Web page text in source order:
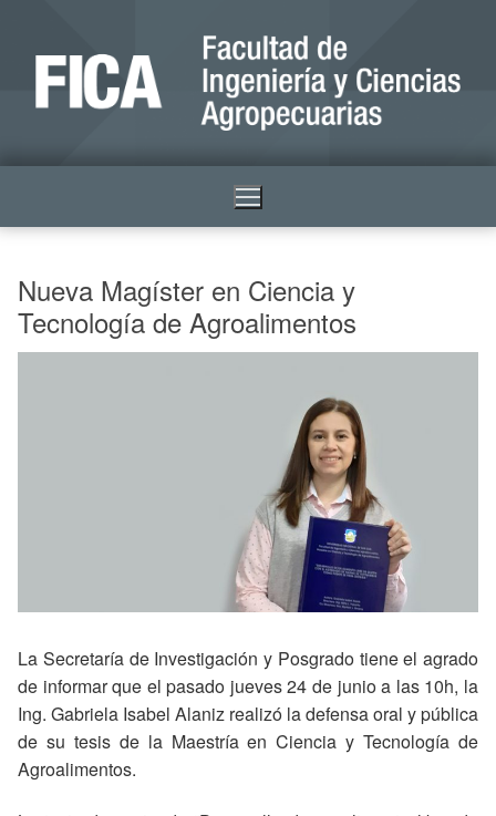
Nueva Magíster en Ciencia y
Tecnología de Agroalimentos
La Secretaría de Investigación y Posgrado tiene el agrado
de informar que el pasado jueves 24 de junio a las 10h, la
Ing. Gabriela Isabel Alaniz realizó la defensa oral y pública
de su tesis de la Maestría en Ciencia y Tecnología de
Agroalimentos.